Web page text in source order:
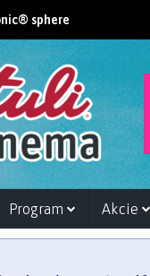
sphere
Program Akcie